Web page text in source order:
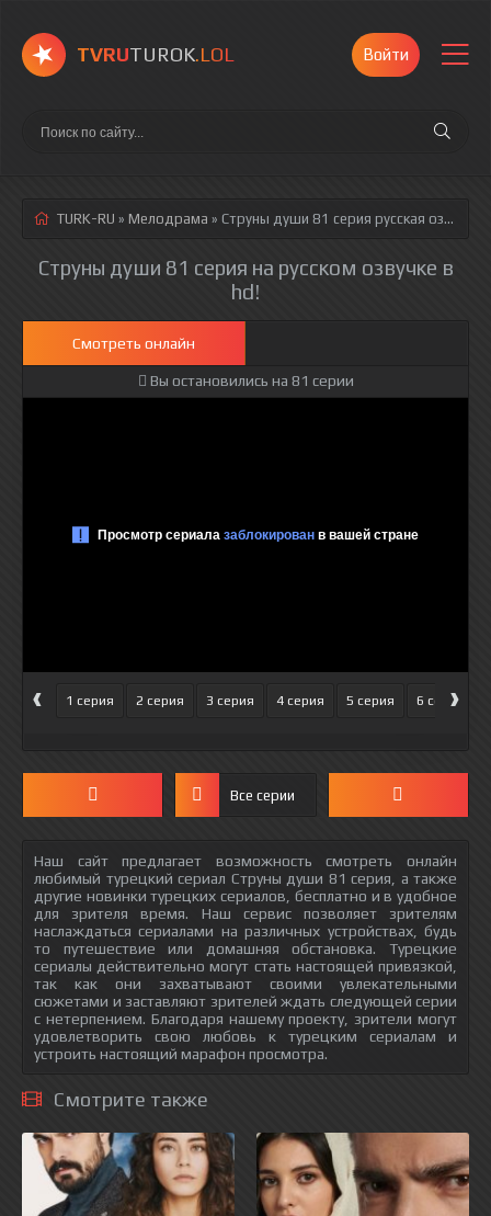
TVRUTUROK.LOL Войти
TURK-RU » Мелодрама » Струны души 81 серия русская озвучка полностью смотреть онлайн!
Струны души 81 серия на русском озвучке в
hd!
Смотреть онлайн
Вы остановились на 81 серии
‹ 1 серия 2 серия 3 серия 4 серия 5 серия 6 серия
›
Все серии
Наш сайт предлагает возможность смотреть онлайн
любимый турецкий сериал Струны души 81 серия, а также
другие новинки турецких сериалов, бесплатно и в удобное
для зрителя время. Наш сервис позволяет зрителям
наслаждаться сериалами на различных устройствах, будь
то путешествие или домашняя обстановка. Турецкие
сериалы действительно могут стать настоящей привязкой,
так как они захватывают своими увлекательными
сюжетами и заставляют зрителей ждать следующей серии
с нетерпением. Благодаря нашему проекту, зрители могут
удовлетворить свою любовь к турецким сериалам и
устроить настоящий марафон просмотра.
Смотрите также